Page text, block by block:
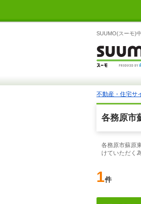
SUUMO(スーモ)
不動産・住宅サ
各務原市
各務原市蘇原
けていただく
1件